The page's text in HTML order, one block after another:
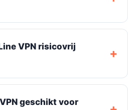
VPN risicovrij
geschikt voor